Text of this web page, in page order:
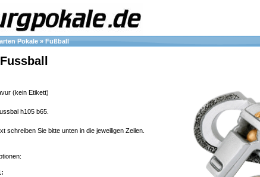
Pokale » Fußball
(kein Etikett)
h105 b65.
schreiben Sie bitte unten in die jeweiligen Zeilen.